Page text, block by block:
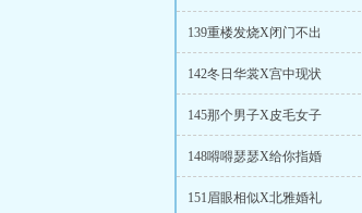
139重楼发烧X闭门不出
142冬日华裳X宫中现状
145那个男子X皮毛女子
148嘚嘚瑟瑟X给你指婚
151眉眼相似X北雅婚礼